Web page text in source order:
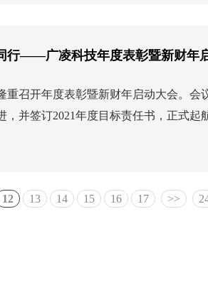
行——广凌科技年度表彰暨新财年
重召开年度表彰暨新财年启动大会。会
，并签订2021年度目标责任书，正式起
12 13 14 15 16 17 >>